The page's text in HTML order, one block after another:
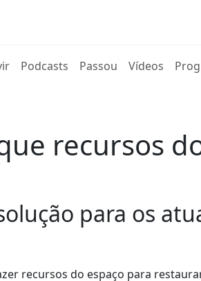
(current)
Podcasts Passou Vídeos
recursos
para os
recursos do espaço para